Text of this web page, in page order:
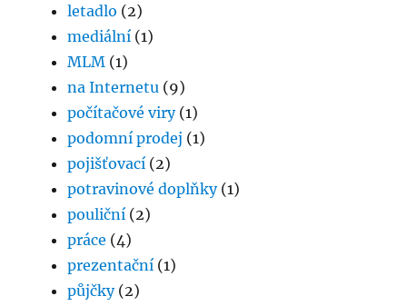
letadlo (2)
mediální (1)
MLM (1)
na Internetu (9)
počítačové viry(1)
podomní prodej (1)
pojišťovací (2)
potravinové doplňky(1)
pouliční (2)
práce (4)
prezentační (1)
půjčky(2)